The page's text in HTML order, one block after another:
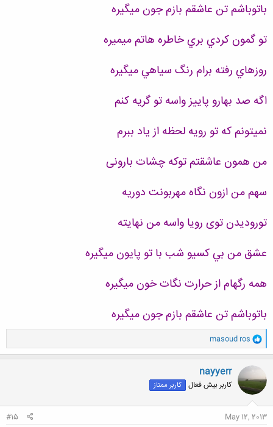
باتوباشم تن عاشقم بازم جون میگیره
تو گمون کردي بري خاطره هاتم ميميره
روزهاي رفته برام رنگ سياهي ميگيره
اگه صد بهارو پاييز واسه تو گريه کنم
نميتونم که تو رویه لحظه از ياد ببرم
من همون عاشقتم توکه چشات بارونی
سهم من ازون نگاه مهربونت دوريه
تورودیدن توی رویا واسه من نهایته
عشق من بي کسيو شب با تو پايون ميگيره
همه رگهام از حرارت نگات خون ميگيره
باتوباشم تن عاشقم بازم جون میگیره
و
ا
ک
ن
ش
ه
ا
masoud ros
nayyerr
کاربر بیش فعال کاربر ممتاز
May 12, 2013
#15